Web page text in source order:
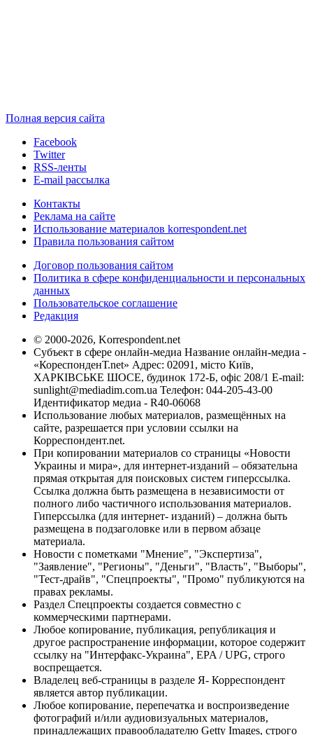
Полная версия сайта
Facebook
Twitter
RSS-ленты
E-mail рассылка
Контакты
Реклама на сайте
Использование материалов korrespondent.net
Правила пользования сайтом
Договор пользования сайтом
Политика в сфере конфиденциальности и персональных
данных
Пользовательское соглашение
Редакция
© 2000-2026, Korrespondent.net
Субъект в сфере онлайн-медиа Название онлайн-медиа -
«КореспонденТ.net» Адрес: 02091, місто Київ,
ХАРКІВСЬКЕ ШОСЕ, будинок 172-Б, офіс 208/1 E-mail:
sunlight@mediadim.com.ua Телефон: 044-205-43-00
Идентификатор медиа - R40-06068
Использование любых материалов, размещённых на
сайте, разрешается при условии ссылки на
Корреспондент.net.
При копировании материалов со страницы «Новости
Украины и мира», для интернет-изданий – обязательна
прямая открытая для поисковых систем гиперссылка.
Ссылка должна быть размещена в независимости от
полного либо частичного использования материалов.
Гиперссылка (для интернет- изданий) – должна быть
размещена в подзаголовке или в первом абзаце
материала.
Новости с пометками "Мнение", "Экспертиза",
"Заявление", "Регионы", "Деньги", "Власть", "Выборы",
"Тест-драйв", "Спецпроекты", "Промо" публикуются на
правах рекламы.
Раздел Спецпроекты создается совместно с
коммерческими партнерами.
Любое копирование, публикация, републикация и
другое распространение информации, которое содержит
ссылку на "Интерфакс-Украина", EPA / UPG, строго
воспрещается.
Владелец веб-страницы в разделе Я- Корреспондент
является автор публикации.
Любое копирование, перепечатка и воспроизведение
фотографий и/или аудиовизуальных материалов,
принадлежащих правообладателю Getty Images, строго